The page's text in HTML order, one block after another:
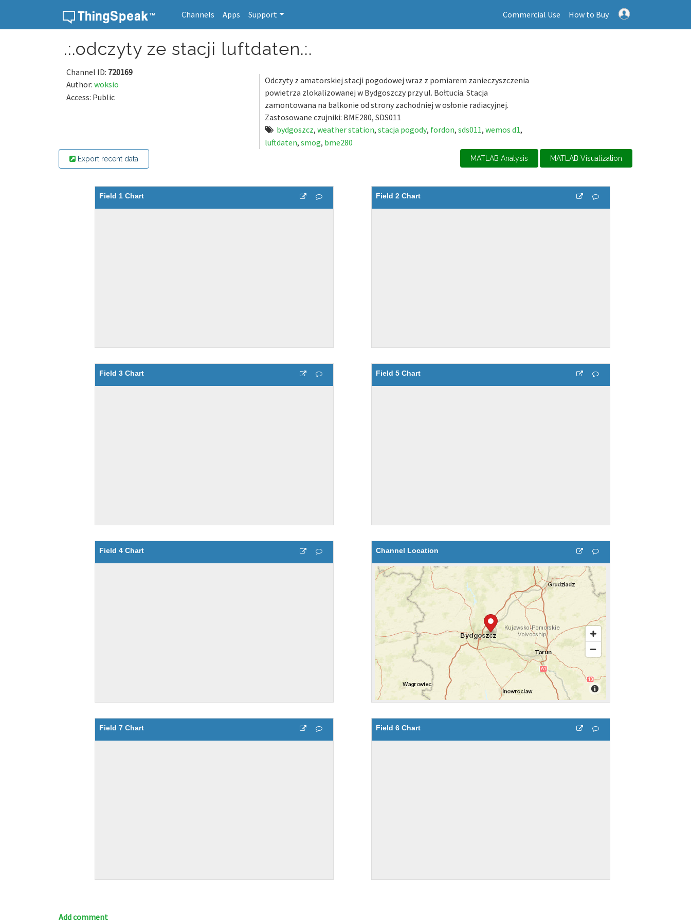
Channels Apps Support Commercial Use How to Buy
.:.odczyty ze stacji luftdaten.:.
Channel ID: 720169
Author: woksio
Access: Public
Odczyty z amatorskiej stacji pogodowej wraz z pomiarem zanieczyszczenia
powietrza zlokalizowanej w Bydgoszczy przy ul. Bołtucia. Stacja
zamontowana na balkonie od strony zachodniej w osłonie radiacyjnej.
Zastosowane czujniki: BME280, SDS011
bydgoszcz, weather station, stacja pogody, fordon, sds011, wemos d1,
luftdaten, smog, bme280
Export recent data MATLAB Analysis MATLAB Visualization
Field 1 Chart Field 2 Chart
Field 3 Chart Field 5 Chart
Field 4 Chart Channel Location
Field 7 Chart Field 6 Chart
Add comment